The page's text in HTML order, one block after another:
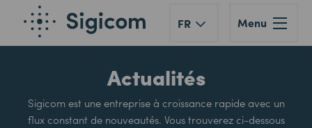
FR Menu
Actualités
Sigicom est une entreprise à croissance rapide avec un
flux constant de nouveautés. Vous trouverez ci-dessous